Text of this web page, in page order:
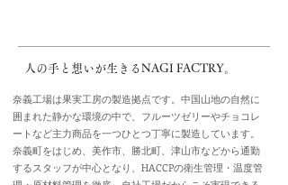
人の手と想いが生きるNAGI FACTRY。
奈義工場は果実工房の製造拠点です。中国山地の自然に
囲まれた静かな環境の中で、フルーツゼリーやチョコレ
ートなど主力商品を一つひとつ丁寧に製造しています。
奈義町をはじめ、美作市、勝北町、津山市などから通勤
するスタッフが中心となり、HACCPの衛生管理・温度管